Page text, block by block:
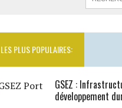
LES PLUS POPULAIRES:
GSEZ :
développement